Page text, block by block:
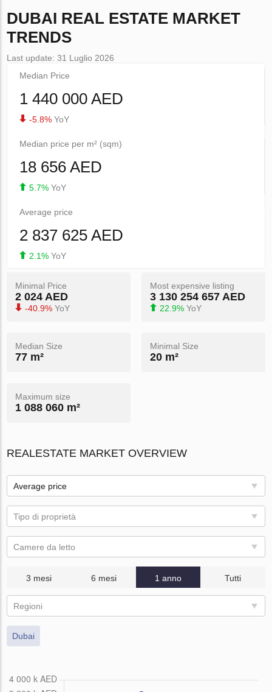
DUBAI REAL ESTATE MARKET
TRENDS
Last update: 31 Luglio 2026
Median Price
1 440 000 AED
-5.8% YoY
Median price per m² (sqm)
18 656 AED
5.7% YoY
Average price
2 837 625 AED
2.1% YoY
Minimal Price
2 024 AED
-40.9% YoY
Most expensive listing
3 130 254 657 AED
22.9% YoY
Median Size
77 m²
Minimal Size
20 m²
Maximum size
1 088 060 m²
REALESTATE MARKET OVERVIEW
Average price
Tipo di proprietà
Camere da letto
3 mesi 6 mesi 1 anno Tutti
Regioni
Dubai